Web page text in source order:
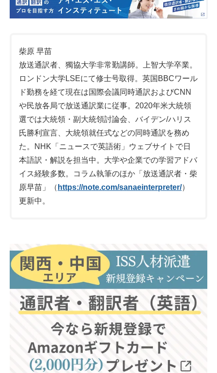
柴原 早苗
放送通訳者、獨協大学非常勤講師。上智大学卒業。
ロンドン大学LSEにて修士号取得。英国BBCワール
ド勤務を経て現在は国際会議同時通訳およびCNN
や民放各局で放送通訳業に従事。2020年米大統領
選では大統領・副大統領討論会、バイデン/ハリス
氏勝利宣言、大統領就任式などの同時通訳を務め
た。NHK「ニュースで英語術」ウェブサイトで日
本語訳・解説を担当中。大学や企業での学習アドバ
イス経験多数。コラム執筆のほか「放送通訳者・柴
原早苗」（ https://note.com/sanaeinterpreter/）
更新中。